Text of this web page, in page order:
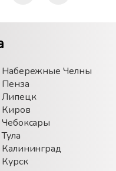
Набережные Челны
Пенза
Липецк
Киров
Чебоксары
Тула
Калининград
Курск